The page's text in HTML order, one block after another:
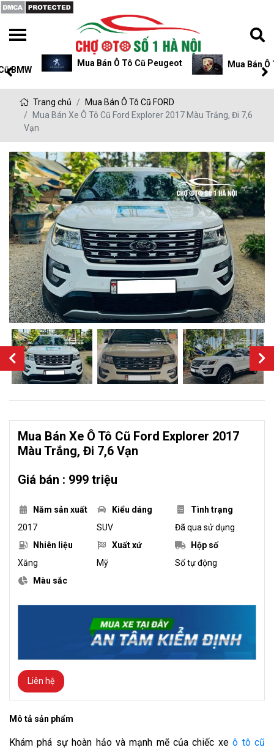
Mua Bán Ô Tô Cũ Peugeot Mua Bán Ô Tô Cũ
Trang chủ
Mua Bán Ô Tô Cũ FORD
Mua Bán Xe Ô Tô Cũ Ford Explorer 2017 Màu Trắng, Đi 7,6
Vạn
Mua Bán Xe Ô Tô Cũ Ford Explorer 2017
Màu Trắng, Đi 7,6 Vạn
Giá bán : 999 triệu
Năm sản xuất
2017
Kiểu dáng
SUV
Tình trạng
Đã qua sử dụng
Nhiên liệu
Xăng
Xuất xứ
Mỹ
Hộp số
Số tự động
Màu sắc
Liên hệ
Mô tả sản phẩm
Khám phá sự hoàn hảo và mạnh mẽ của chiếc xeô tô cũ